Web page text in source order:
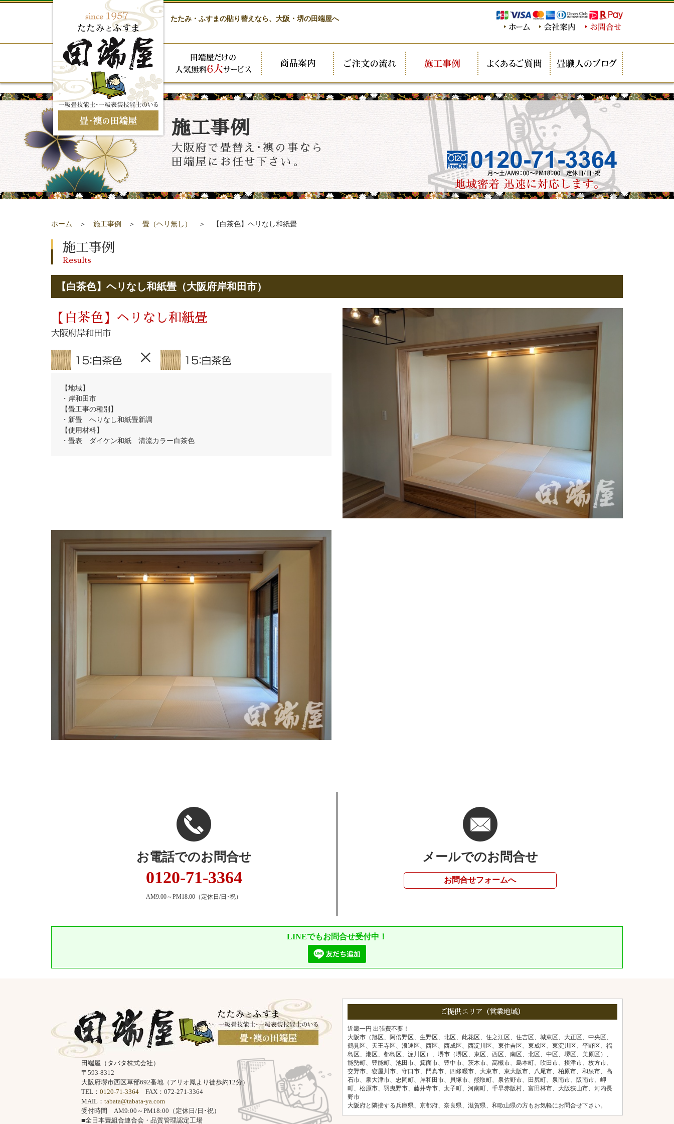
たたみ・ふすまの貼り替えなら、 大阪・堺の田端屋へ
施工事例
大阪府で畳替え･襖の事なら
田端屋にお任せ下さい。
ホーム ＞ 施工事例 ＞ 畳（ヘリ無し） ＞ 【白茶色】ヘリなし和紙畳
施工事例
Results
【白茶色】ヘリなし和紙畳（大阪府岸和田市）
【白茶色】ヘリなし和紙畳
大阪府岸和田市
【地域】
・岸和田市
【畳工事の種別】
・新畳 へりなし和紙畳新調
【使用材料】
・畳表 ダイケン和紙 清流カラー白茶色
お電話でのお問合せ
0120-71-3364
AM9:00～PM18:00 （定休日/日･祝）
メールでのお問合せ
お問合せフォームへ
LINEでもお問合せ受付中！
田端屋（タバタ株式会社）
〒593-8312
大阪府堺市西区草部692番地（アリオ鳳より徒歩約12分）
TEL： 0120-71-3364 FAX：072-271-3364
MAIL： tabata@tabata-ya.com
受付時間 AM9:00～PM18:00（定休日/日･祝）
■全日本畳組合連合会・品質管理認定工場
ご提供エリア（営業地域）
近畿一円 出張費不要！
大阪市（旭区、阿倍野区、生野区、北区、此花区、住之江区、住吉区、城東区、大正区、中央区、
鶴見区、天王寺区、浪速区、西区、西成区、西淀川区、東住吉区、東成区、東淀川区、平野区、福
島区、港区、都島区、淀川区）、堺市（堺区、東区、西区、南区、北区、中区、堺区、美原区）、
能勢町、豊能町、池田市、箕面市、豊中市、茨木市、高槻市、島本町、吹田市、摂津市、枚方市、
交野市、寝屋川市、守口市、門真市、四條畷市、大東市、東大阪市、八尾市、柏原市、和泉市、高
石市、泉大津市、忠岡町、岸和田市、貝塚市、熊取町、泉佐野市、田尻町、泉南市、阪南市、岬
町、松原市、羽曳野市、藤井寺市、太子町、河南町、千早赤阪村、富田林市、大阪狭山市、河内長
野市
大阪府と隣接する兵庫県、京都府、奈良県、滋賀県、和歌山県の方もお気軽にお問合せ下さい。